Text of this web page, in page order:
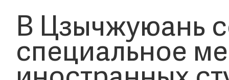
В Цзычжуюань
специальное